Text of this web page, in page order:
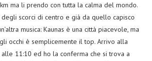
ma li prendo con tutta la calma del mondo.
scorci di centro e già da quello capisco
musica: Kaunas è una città piacevole, ma
occhi è semplicemente il top. Arrivo alla
11:10 ed ho la conferma che si trova a